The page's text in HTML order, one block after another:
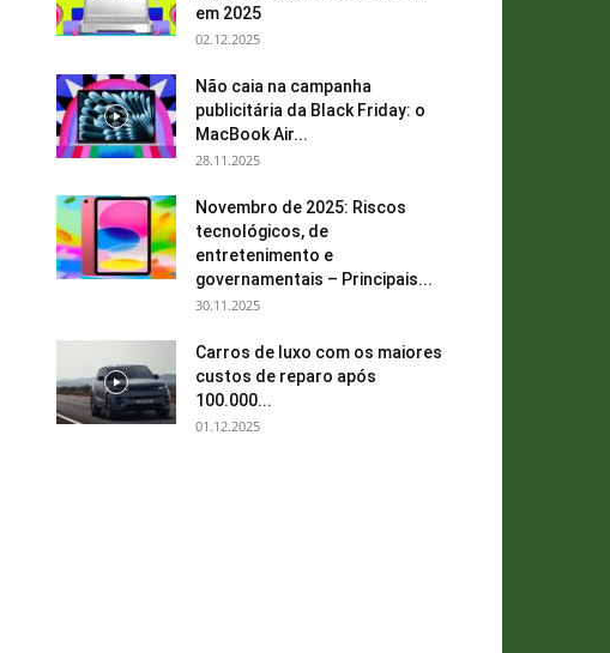
em 2025
02.12.2025
Não caia na campanha
publicitária da Black Friday: o
MacBook Air...
28.11.2025
Novembro de 2025: Riscos
tecnológicos, de
entretenimento e
governamentais – Principais...
30.11.2025
Carros de luxo com os maiores
custos de reparo após
100.000...
01.12.2025